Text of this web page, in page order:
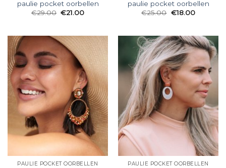
paulie pocket oorbellen
€29.00 €21.00
paulie pocket oorbellen
€25.00 €18.00
PAULIE POCKET OORBELLEN PAULIE POCKET OORBELLEN